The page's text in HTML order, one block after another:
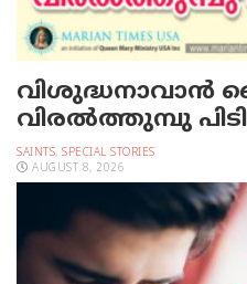
വിശുദ്ധനാവാന്‍
വിരല്‍ത്തുമ്പു
SAINTS, SPECIAL STORIES
AUGUST 8, 2026